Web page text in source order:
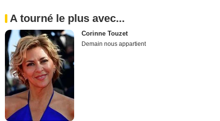
A tourné le plus avec...
Corinne Touzet
Demain nous appartient